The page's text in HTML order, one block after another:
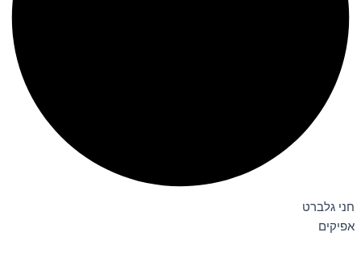
חני גלברט
אפיקים